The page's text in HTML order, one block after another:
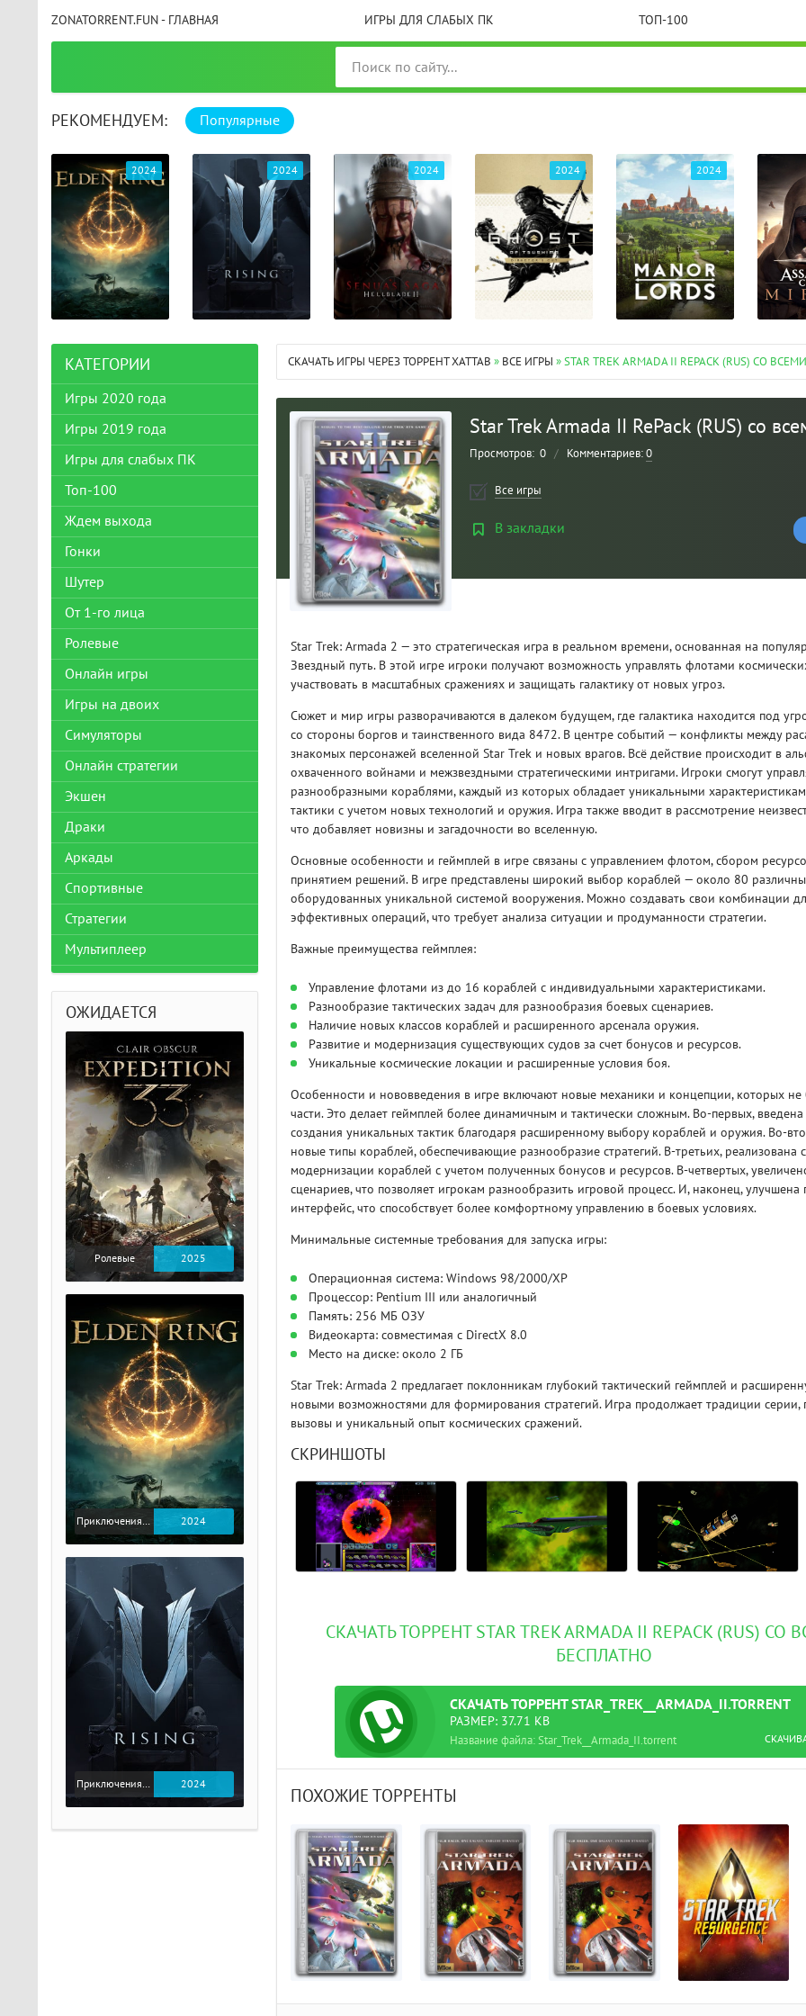
ZONATORRENT.FUN - ГЛАВНАЯ ИГРЫ ДЛЯ СЛАБЫХ ПК ТОП-100
РЕКОМЕНДУЕМ: Популярные
2024 2024 2024 2024 2024
СКАЧАТЬ ИГРЫ ЧЕРЕЗ ТОРРЕНТ XATTAB » ВСЕ ИГРЫ » STAR TREK ARMADA II REPACK (RUS) СО
Star Trek Armada II RePack (RUS) со
Просмотров: 0 / Комментариев:0
Все игры
В закладки
Star Trek: Armada 2 — это стратегическая игра в реальном времени, основанная на
Звездный путь. В этой игре игроки получают возможность управлять флотами
участвовать в масштабных сражениях и защищать галактику от новых угроз.
Сюжет и мир игры разворачиваются в далеком будущем, где галактика находится под
со стороны боргов и таинственного вида 8472. В центре событий — конфликты между
знакомых персонажей вселенной Star Trek и новых врагов. Всё действие происходит в
охваченного войнами и межзвездными стратегическими интригами. Игроки смогут
разнообразными кораблями, каждый из которых обладает уникальными
тактики с учетом новых технологий и оружия. Игра также вводит в рассмотрение
что добавляет новизны и загадочности во вселенную.
Основные особенности и геймплей в игре связаны с управлением флотом, сбором
принятием решений. В игре представлены широкий выбор кораблей — около 80
оборудованных уникальной системой вооружения. Можно создавать свои комбинации
эффективных операций, что требует анализа ситуации и продуманности стратегии.
Важные преимущества геймплея:
Управление флотами из до 16 кораблей с индивидуальными характеристиками.
Разнообразие тактических задач для разнообразия боевых сценариев.
Наличие новых классов кораблей и расширенного арсенала оружия.
Развитие и модернизация существующих судов за счет бонусов и ресурсов.
Уникальные космические локации и расширенные условия боя.
Особенности и нововведения в игре включают новые механики и концепции, которых
части. Это делает геймплей более динамичным и тактически сложным. Во-первых,
создания уникальных тактик благодаря расширенному выбору кораблей и оружия. Во-
новые типы кораблей, обеспечивающие разнообразие стратегий. В-третьих, реализована
модернизации кораблей с учетом полученных бонусов и ресурсов. В-четвертых,
сценариев, что позволяет игрокам разнообразить игровой процесс. И, наконец, улучшена
интерфейс, что способствует более комфортному управлению в боевых условиях.
Минимальные системные требования для запуска игры:
Операционная система: Windows 98/2000/XP
Процессор: Pentium III или аналогичный
Память: 256 МБ ОЗУ
Видеокарта: совместимая с DirectX 8.0
Место на диске: около 2 ГБ
Star Trek: Armada 2 предлагает поклонникам глубокий тактический геймплей и
новыми возможностями для формирования стратегий. Игра продолжает традиции серии,
вызовы и уникальный опыт космических сражений.
СКРИНШОТЫ
СКАЧАТЬ ТОРРЕНТ STAR TREK ARMADA II REPACK (RUS) СО
БЕСПЛАТНО
СКАЧАТЬТОРРЕНТSTAR_TREK__ARMADA_II.TORRENT
РАЗМЕР: 37.71 KB
Название файла: Star_Trek__Armada_II.torrent
ПОХОЖИЕ ТОРРЕНТЫ
КАТЕГОРИИ
Игры 2020 года
Игры 2019 года
Игры для слабых ПК
Топ-100
Ждем выхода
Гонки
Шутер
От 1-го лица
Ролевые
Онлайн игры
Игры на двоих
Симуляторы
Онлайн стратегии
Экшен
Драки
Аркады
Спортивные
Стратегии
Мультиплеер
ОЖИДАЕТСЯ
Ролевые 2025
Приключения / Экшен / Ролевые 2024
Приключения / Экшен 2024
3/ 5.0
РУССКОМ НА ПК
ELDEN RING ДОПОЛНЕНИЕ
SHADOW OF THE ERDTREE